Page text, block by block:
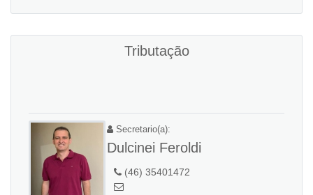
Tributação
Secretario(a):
Dulcinei Feroldi
(46) 35401472